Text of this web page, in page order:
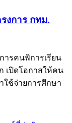
งการ กทม.
ารคนพิการเรียน
เปิดโอกาสให้คน
ใช้จ่ายการศึกษา